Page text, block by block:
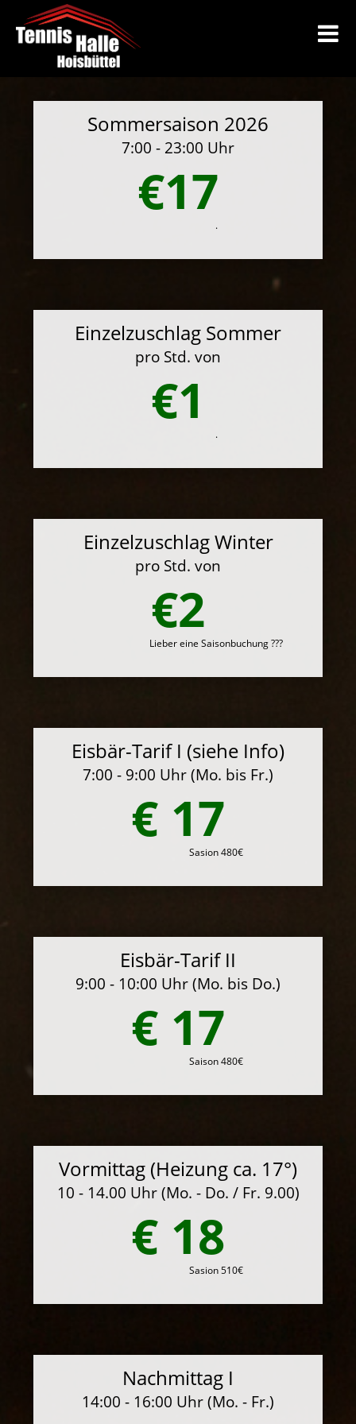
Sommersaison 2026
7:00 - 23:00 Uhr
€17
.
Einzelzuschlag Sommer
pro Std. von
€1
.
Einzelzuschlag Winter
pro Std. von
€2
Lieber eine Saisonbuchung ???
Eisbär-Tarif I (siehe Info)
7:00 - 9:00 Uhr (Mo. bis Fr.)
€ 17
Sasion 480€
Eisbär-Tarif II
9:00 - 10:00 Uhr (Mo. bis Do.)
€ 17
Saison 480€
Vormittag (Heizung ca. 17°)
10 - 14.00 Uhr (Mo. - Do. / Fr. 9.00)
€ 18
Sasion 510€
Nachmittag I
14:00 - 16:00 Uhr (Mo. - Fr.)